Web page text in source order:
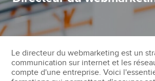
Le directeur du webmarketing est un
communication sur internet et les
compte d'une entreprise. Voici